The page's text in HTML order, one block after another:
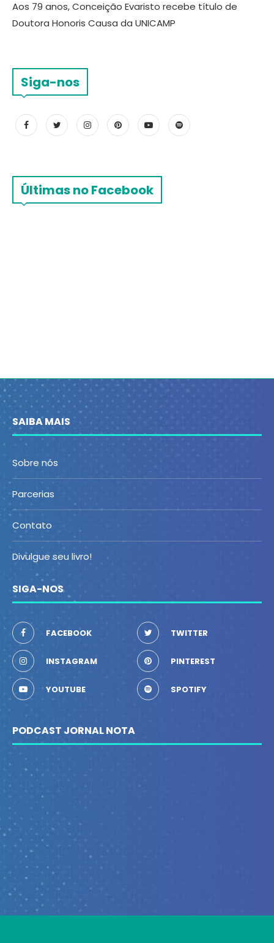
Aos 79 anos, Conceição Evaristo recebe título de
Doutora Honoris Causa da UNICAMP
Siga-nos
Últimas no Facebook
SAIBA MAIS
Sobre nós
Parcerias
Contato
Divulgue seu livro!
SIGA-NOS
FACEBOOK TWITTER
INSTAGRAM PINTEREST
YOUTUBE SPOTIFY
PODCAST JORNAL NOTA